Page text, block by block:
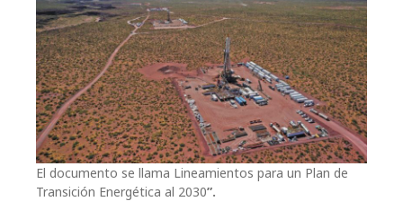
El documento se llama Lineamientos para un Plan de
Transición Energética al 2030”.